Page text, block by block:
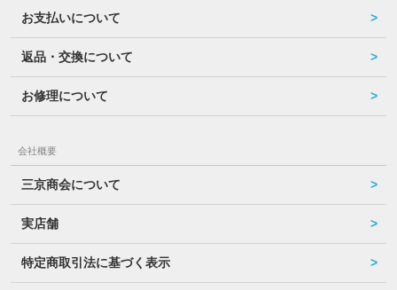
お支払いについて
返品・交換について
お修理について
会社概要
三京商会について
実店舗
特定商取引法に基づく表示